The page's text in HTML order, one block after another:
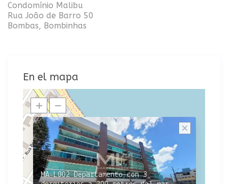
Condomínio Malibu
Rua João de Barro 50
Bombas, Bombinhas
En el mapa
MA-L002 Departamento con 3